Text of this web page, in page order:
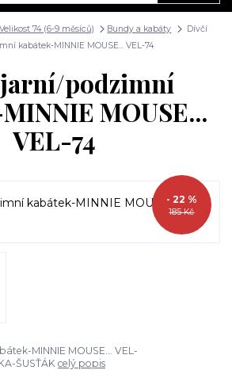
Velikost 74 (6-9 měsíců) Bundy a kabáty
Dívčí
kabátek-MINNIE MOUSE... VEL-74
podzimní
MOUSE...
VEL-74
185 Kč
- 22 %
MINNIE MOUSE... VEL-
ŠUSŤÁK celý popis